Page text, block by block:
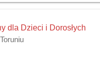
dla Dzieci i Dorosłych